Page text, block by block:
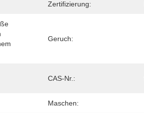
Zertifizierung:
Geruch:
CAS-Nr.:
Maschen: